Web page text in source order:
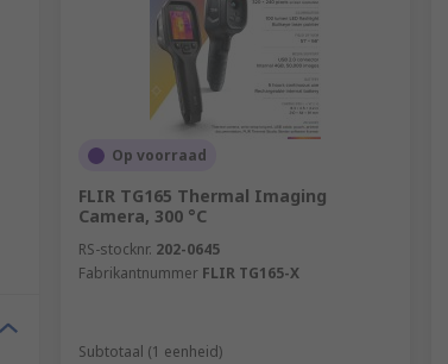
Op voorraad
FLIR TG165 Thermal Imaging
Camera, 300 °C
RS-stocknr. 202-0645
Fabrikantnummer FLIR TG165-X
Subtotaal (1 eenheid)